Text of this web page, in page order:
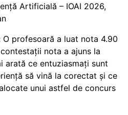
Artificială – IOAI 2026,
O profesoară a luat nota 4.90
nota a ajuns la
arată ce entuziasmați sunt
să vină la corectat și ce
unui astfel de concurs